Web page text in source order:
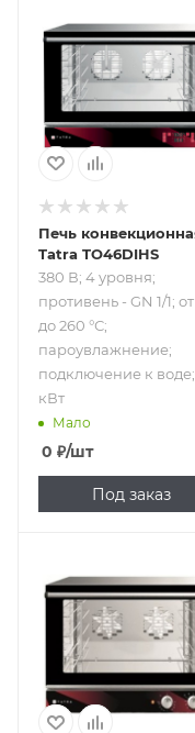
380 В; 4 уровня;
противень - GN
1/1; от 0 до 260 °С;
пароувлажнение;
подключение к
воде; 6.7 кВт
Печь
Tatra TO46DIHS
380 В; 4 уровня;
противень - GN 1/1;
до 260 °С;
пароувлажнение;
подключение к воде;
кВт
Мало
0 ₽/шт
Под заказ
220 В; 4 уровня;
противень - GN
1/1; от 0 до 280 °С;
пароувлажнение;
подключение к
воде; 3.3 кВт